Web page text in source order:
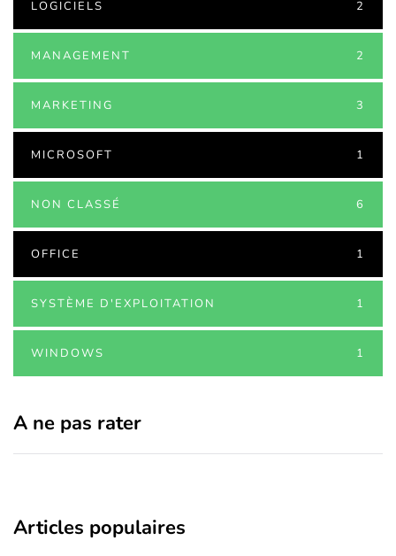
LOGICIELS 2
MANAGEMENT 2
MARKETING 3
MICROSOFT 1
NON CLASSÉ 6
OFFICE 1
SYSTÈME D'EXPLOITATION 1
WINDOWS 1
A ne pas rater
Articles populaires